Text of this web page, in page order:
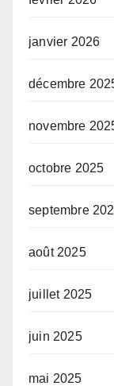
janvier 2026
décembre
novembre
octobre 2025
septembre
août 2025
juillet 2025
juin 2025
mai 2025